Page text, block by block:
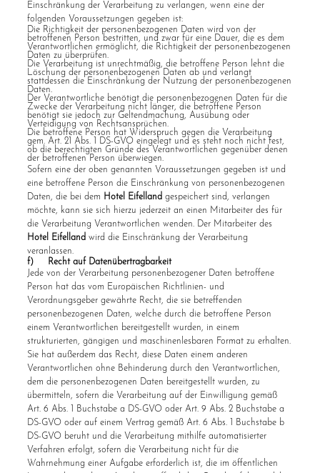
Einschränkung der Verarbeitung zu verlangen, wenn eine der
folgenden Voraussetzungen gegeben ist:
Die Richtigkeit der personenbezogenen Daten wird von der
betroffenen Person bestritten, und zwar für eine Dauer, die es dem
Verantwortlichen ermöglicht, die Richtigkeit der personenbezogenen
Daten zu überprüfen.
Die Verarbeitung ist unrechtmäßig, die betroffene Person lehnt die
Löschung der personenbezogenen Daten ab und verlangt
stattdessen die Einschränkung der Nutzung der personenbezogenen
Daten.
Der Verantwortliche benötigt die personenbezogenen Daten für die
Zwecke der Verarbeitung nicht länger, die betroffene Person
benötigt sie jedoch zur Geltendmachung, Ausübung oder
Verteidigung von Rechtsansprüchen.
Die betroffene Person hat Widerspruch gegen die Verarbeitung
gem. Art. 21 Abs. 1 DS-GVO eingelegt und es steht noch nicht fest,
ob die berechtigten Gründe des Verantwortlichen gegenüber denen
der betroffenen Person überwiegen.
Sofern eine der oben genannten Voraussetzungen gegeben ist und
eine betroffene Person die Einschränkung von personenbezogenen
Daten, die bei dem Hotel Eifelland gespeichert sind, verlangen
möchte, kann sie sich hierzu jederzeit an einen Mitarbeiter des für
die Verarbeitung Verantwortlichen wenden. Der Mitarbeiter des
Hotel Eifelland wird die Einschränkung der Verarbeitung
veranlassen.
f) Recht auf Datenübertragbarkeit
Jede von der Verarbeitung personenbezogener Daten betroffene
Person hat das vom Europäischen Richtlinien- und
Verordnungsgeber gewährte Recht, die sie betreffenden
personenbezogenen Daten, welche durch die betroffene Person
einem Verantwortlichen bereitgestellt wurden, in einem
strukturierten, gängigen und maschinenlesbaren Format zu erhalten.
Sie hat außerdem das Recht, diese Daten einem anderen
Verantwortlichen ohne Behinderung durch den Verantwortlichen,
dem die personenbezogenen Daten bereitgestellt wurden, zu
übermitteln, sofern die Verarbeitung auf der Einwilligung gemäß
Art. 6 Abs. 1 Buchstabe a DS-GVO oder Art. 9 Abs. 2 Buchstabe a
DS-GVO oder auf einem Vertrag gemäß Art. 6 Abs. 1 Buchstabe b
DS-GVO beruht und die Verarbeitung mithilfe automatisierter
Verfahren erfolgt, sofern die Verarbeitung nicht für die
Wahrnehmung einer Aufgabe erforderlich ist, die im öffentlichen